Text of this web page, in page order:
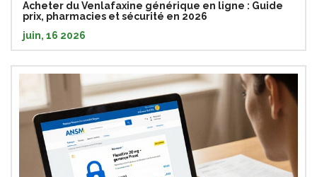
Acheter du Venlafaxine générique en ligne : Guide
prix, pharmacies et sécurité en 2026
juin, 16 2026